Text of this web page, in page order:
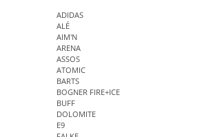
ADIDAS
ALÉ
AIM'N
ARENA
ASSOS
ATOMIC
BARTS
BOGNER FIRE+ICE
BUFF
DOLOMITE
E9